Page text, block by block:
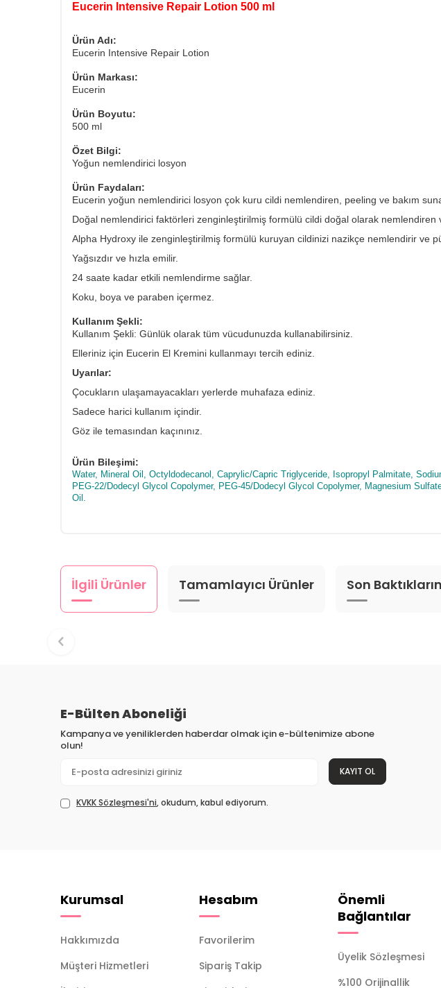
Eucerin Intensive Repair Lotion 500 ml
Ürün Adı:
Eucerin Intensive Repair Lotion
Ürün Markası:
Eucerin
Ürün Boyutu:
500 ml
Özet Bilgi:
Yoğun nemlendirici losyon
Ürün Faydaları:
Eucerin yoğun nemlendirici losyon çok kuru cildi nemlendiren, peeling ve bakım
Doğal nemlendirici faktörleri zenginleştirilmiş formülü cildi doğal olarak
Alpha Hydroxy ile zenginleştirilmiş formülü kuruyan cildinizi nazikçe nemlendirir ve
Yağsızdır ve hızla emilir.
24 saate kadar etkili nemlendirme sağlar.
Koku, boya ve paraben içermez.
Kullanım Şekli:
Kullanım Şekli: Günlük olarak tüm vücudunuzda kullanabilirsiniz.
Elleriniz için Eucerin El Kremini kullanmayı tercih ediniz.
Uyarılar:
Çocukların ulaşamayacakları yerlerde muhafaza ediniz.
Sadece harici kullanım içindir.
Göz ile temasından kaçınınız.
Ürün Bileşimi:
Water, Mineral Oil, Octyldodecanol, Caprylic/Capric Triglyceride, Isopropyl Palmitate,
PEG-22/Dodecyl Glycol Copolymer, PEG-45/Dodecyl Glycol Copolymer, Magnesium
Oil.
İlgili Ürünler Tamamlayıcı Ürünler Son
E-Bülten Aboneliği
Kampanya ve yeniliklerden haberdar olmak için e-bültenimize abone
olun!
KAYIT OL
KVKK Sözleşmesi'ni, okudum, kabul ediyorum.
Kurumsal
Hakkımızda
Müşteri Hizmetleri
Hesabım
Favorilerim
Sipariş Takip
Önemli
Bağlantılar
Üyelik Sözleşmesi
%100 Orijinallik